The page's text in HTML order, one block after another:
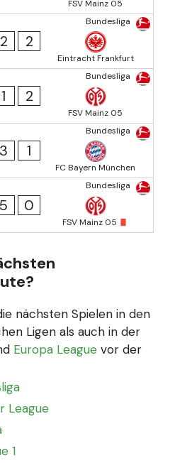
FSV Mainz 05
Bundesliga
2 2
Eintracht Frankfurt
Bundesliga
1 2
FSV Mainz 05
Bundesliga
3 1
FC Bayern München
Bundesliga
5 0
FSV Mainz 05
nächsten Spielen in den
Ligen als auch in der
Europa League vor der
League
1